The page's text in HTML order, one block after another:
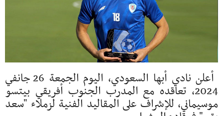
أعلن نادي أبها السعودي، اليوم الجمعة 26 جانفي
2024، تعاقده مع المدرب الجنوب أفريقي بيتسو
موسيماني، للإشراف على المقاليد الفنية لزملاء "سعد